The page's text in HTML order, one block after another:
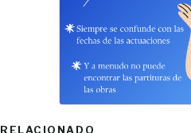
RELACIONADO